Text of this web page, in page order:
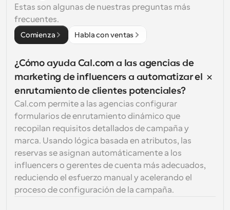
Estas son algunas de nuestras preguntas más
frecuentes.
Comienza Habla con ventas
¿Cómo ayuda Cal.com a las agencias de
marketing de influencers a automatizar el
enrutamiento de clientes potenciales?
Cal.com permite a las agencias configurar
formularios de enrutamiento dinámico que
recopilan requisitos detallados de campaña y
marca. Usando lógica basada en atributos, las
reservas se asignan automáticamente a los
influencers o gerentes de cuenta más adecuados,
reduciendo el esfuerzo manual y acelerando el
proceso de configuración de la campaña.